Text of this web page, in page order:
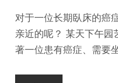
对于一位长期臥床的癌
亲近的呢？ 某天下午园
著一位患有癌症、需要